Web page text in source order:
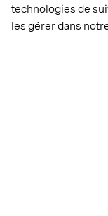
technologies de
les gérer dans